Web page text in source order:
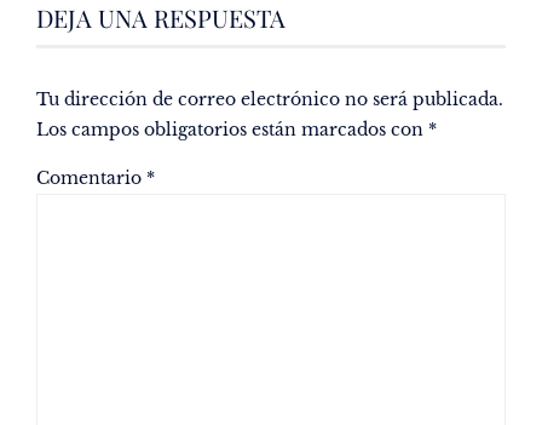
DEJA UNA RESPUESTA
Tu dirección de correo electrónico no será publicada.
Los campos obligatorios están marcados con *
Comentario *